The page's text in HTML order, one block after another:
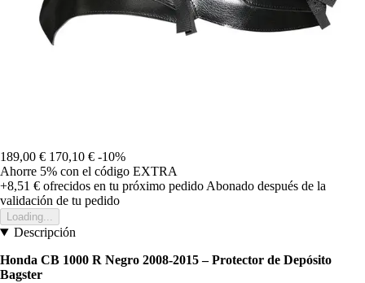
189,00 € 170,10 € -10%
Ahorre 5% con el código EXTRA
+8,51 € ofrecidos en tu próximo pedido Abonado después de la
validación de tu pedido
Loading...
Descripción
Honda CB 1000 R Negro 2008-2015 – Protector de Depósito
Bagster